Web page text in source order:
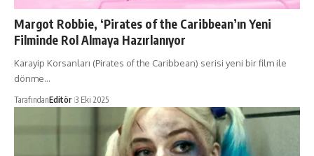
Margot Robbie, ‘Pirates of the Caribbean’ın Yeni
Filminde Rol Almaya Hazırlanıyor
Karayip Korsanları (Pirates of the Caribbean) serisi yeni bir film ile
dönme…
TarafındanEditör 3 Eki 2025